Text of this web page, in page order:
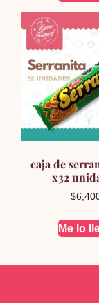
caja de
x32
$
Me lo